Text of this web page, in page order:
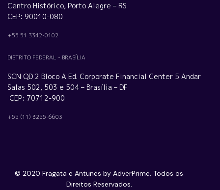
Centro Histórico, Porto Alegre – RS
CEP: 90010-080
+55 51 3342-0102
DISTRITO FEDERAL - BRASÍLIA
SCN QD 2 Bloco A Ed. Corporate Financial Center 5 Andar
Salas 502, 503 e 504 – Brasília – DF
CEP: 70712-900
+55 (11) 3255-6603
© 2020 Fragata e Antunes by AdverPrime. Todos os
Direitos Reservados.